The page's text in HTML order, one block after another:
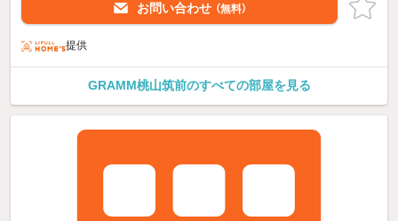
お問い合わせ （無料）
提供
GRAMM桃山筑前のすべての部屋を見る